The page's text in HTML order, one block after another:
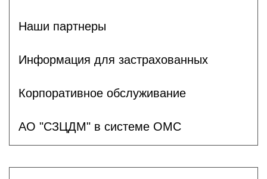
Наши партнеры
Информация для застрахованных
Корпоративное обслуживание
АО "СЗЦДМ" в системе ОМС